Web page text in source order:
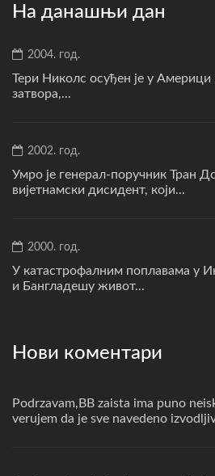
На данашњи дан
2004. год.
Тери Николс осуђен је у Америци
затвора,...
2002. год.
Умро је генерал-поручник Тран
вијетнамски дисидент, који...
2000. год.
У катастрофалним поплавама у
и Бангладешу живот...
Нови коментари
Podrzavam,BB zaista ima puno
verujem da je sve navedeno